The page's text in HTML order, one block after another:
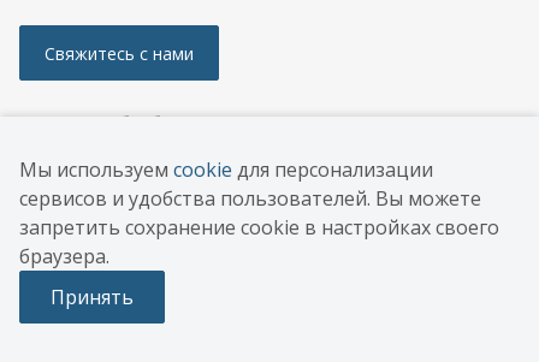
Мы используем cookie для персонализации
сервисов и удобства пользователей. Вы можете
запретить сохранение cookie в настройках своего
браузера.
Принять
© 2026 ООО «АПС ЭНЕРГИЯ РУС»
DEXTRA
РАЗРАБОТКА
САЙТА
Свяжитесь с нами
Политика обработки персональных данных